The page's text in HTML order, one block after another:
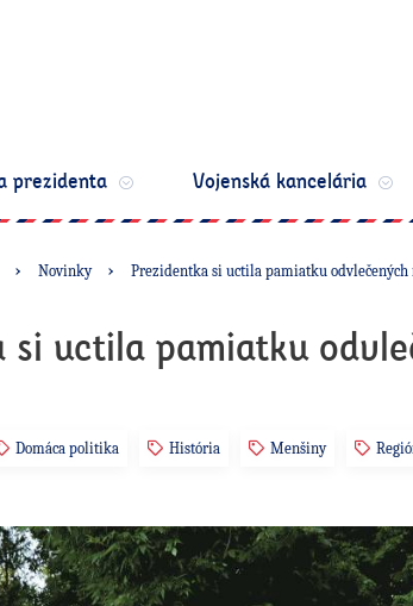
prezidenta Vojenská kancelária
Novinky Prezidentka si uctila pamiatku odvlečených
si uctila pamiatku
Domáca politika História Menšiny